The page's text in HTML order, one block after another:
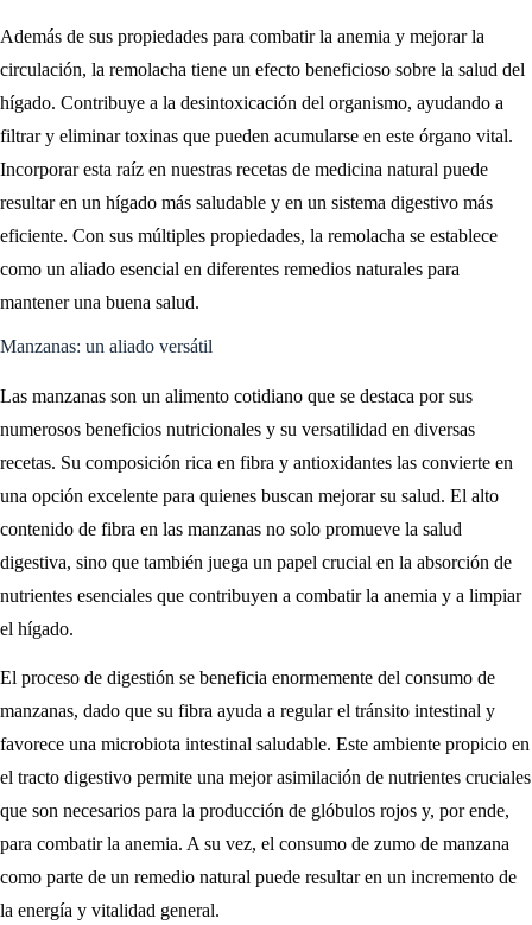
Además de sus propiedades para combatir la anemia y mejorar la
circulación, la remolacha tiene un efecto beneficioso sobre la salud del
hígado. Contribuye a la desintoxicación del organismo, ayudando a
filtrar y eliminar toxinas que pueden acumularse en este órgano vital.
Incorporar esta raíz en nuestras recetas de medicina natural puede
resultar en un hígado más saludable y en un sistema digestivo más
eficiente. Con sus múltiples propiedades, la remolacha se establece
como un aliado esencial en diferentes remedios naturales para
mantener una buena salud.
Manzanas: un aliado versátil
Las manzanas son un alimento cotidiano que se destaca por sus
numerosos beneficios nutricionales y su versatilidad en diversas
recetas. Su composición rica en fibra y antioxidantes las convierte en
una opción excelente para quienes buscan mejorar su salud. El alto
contenido de fibra en las manzanas no solo promueve la salud
digestiva, sino que también juega un papel crucial en la absorción de
nutrientes esenciales que contribuyen a combatir la anemia y a limpiar
el hígado.
El proceso de digestión se beneficia enormemente del consumo de
manzanas, dado que su fibra ayuda a regular el tránsito intestinal y
favorece una microbiota intestinal saludable. Este ambiente propicio en
el tracto digestivo permite una mejor asimilación de nutrientes cruciales
que son necesarios para la producción de glóbulos rojos y, por ende,
para combatir la anemia. A su vez, el consumo de zumo de manzana
como parte de un remedio natural puede resultar en un incremento de
la energía y vitalidad general.